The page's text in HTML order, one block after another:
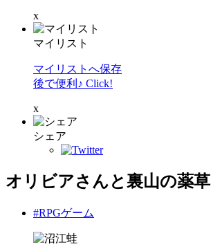
x
マイリスト
マイリストへ保存
後で便利♪ Click!
x
シェア
オリビアさんと裏山の薬草
#RPGゲーム